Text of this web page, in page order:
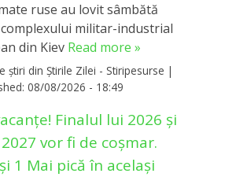
ruse au lovit sâmbătă
militar-industrial
din Kiev Read more »
știri din Știrile Zilei - Stiripesurse |
08/08/2026 - 18:49
Finalul lui 2026 și
vor fi de coșmar.
1 Mai pică în același